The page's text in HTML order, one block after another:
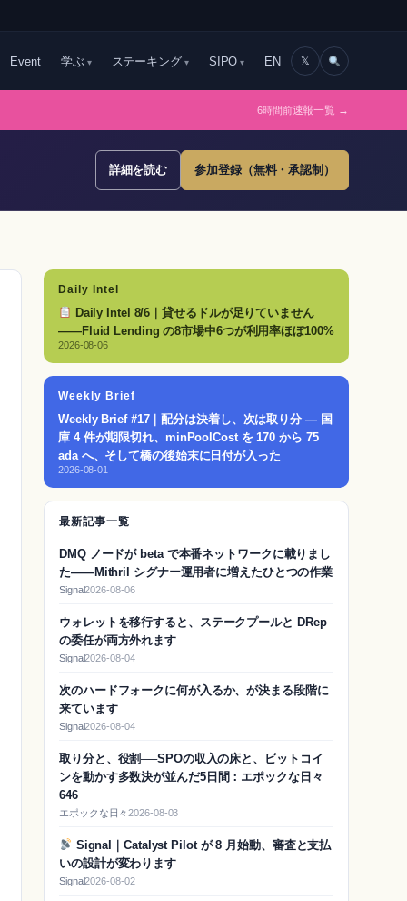
Event 学ぶ ステーキング SIPO EN 𝕏
6時間前速報一覧 →
詳細を読む 参加登録（無料・承認制）
Daily Intel
Daily Intel 8/6｜貸せるドルが足りていません
——Fluid Lending の8市場中6つが利用率ほぼ100%
2026-08-06
Weekly Brief
Weekly Brief #17｜配分は決着し、次は取り分 — 国
庫 4 件が期限切れ、minPoolCost を 170 から 75
ada へ、そして橋の後始末に日付が入った
2026-08-01
最新記事一覧
DMQ ノードが beta で本番ネットワークに載りまし
た——Mithril シグナー運用者に増えたひとつの作業
Signal2026-08-06
ウォレットを移行すると、ステークプールと DRep
の委任が両方外れます
Signal2026-08-04
次のハードフォークに何が入るか、が決まる段階に
来ています
Signal2026-08-04
取り分と、役割──SPOの収入の床と、ビットコイ
ンを動かす多数決が並んだ5日間：エポックな日々
646
エポックな日々2026-08-03
Signal｜Catalyst Pilot が 8 月始動、審査と支払
いの設計が変わります
Signal2026-08-02